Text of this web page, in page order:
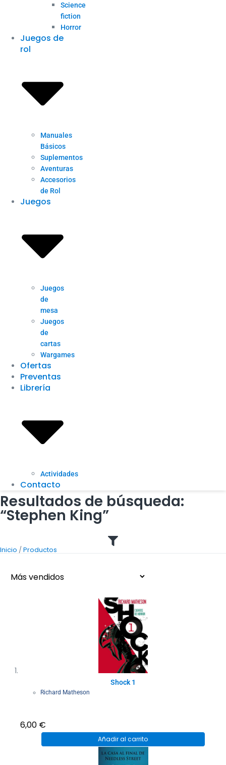
Science
fiction
Horror
Juegos de
rol
Manuales
Básicos
Suplementos
Aventuras
Accesorios
de Rol
Juegos
Juegos
de
mesa
Juegos
de
cartas
Wargames
Ofertas
Preventas
Librería
Actividades
Contacto
Resultados de búsqueda:
“Stephen King”
Inicio /Productos
Shock 1
Richard Matheson
6,00 €
Añadir al carrito